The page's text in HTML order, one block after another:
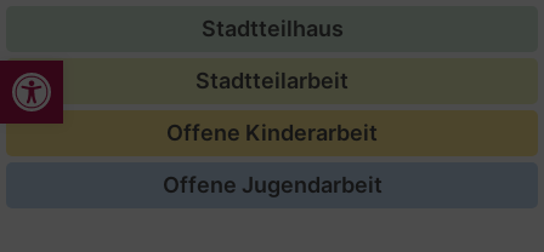
Werkzeugleiste öffnen
Stadtteilhaus
Stadtteilarbeit
Offene Kinderarbeit
Offene Jugendarbeit